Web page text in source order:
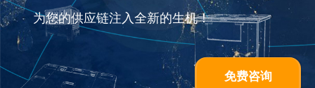
为您的供应链注入全新的生机！
免费咨询